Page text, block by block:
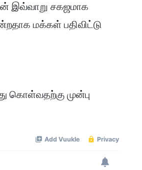
இவ்வாறு சகஜமாக
மக்கள் பதிவிட்டு
கொள்வதற்கு முன்பு